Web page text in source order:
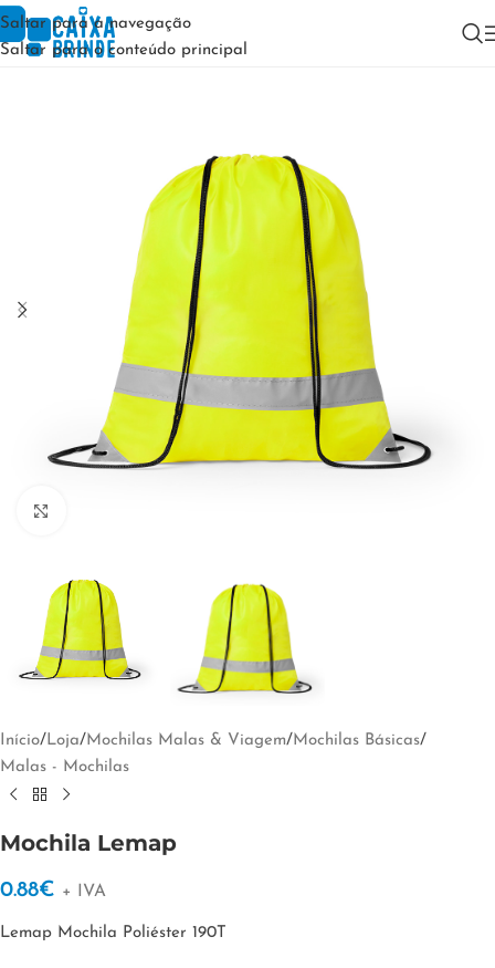
Saltar para a navegação
Saltar para o conteúdo principal
Início/Loja/Mochilas Malas & Viagem/Mochilas Básicas/
Malas - Mochilas
Mochila Lemap
0.88€ + IVA
Lemap Mochila Poliéster 190T